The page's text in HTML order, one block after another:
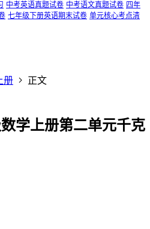
中考英语真题试卷 中考语文真题试卷 四年
七年级下册英语期末试卷 单元核心考点清
册
正文
学上册第二单元千克